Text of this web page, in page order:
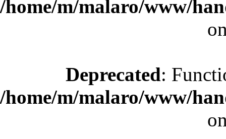
/home/m/malaro/www/
Deprecated:
/home/m/malaro/www/